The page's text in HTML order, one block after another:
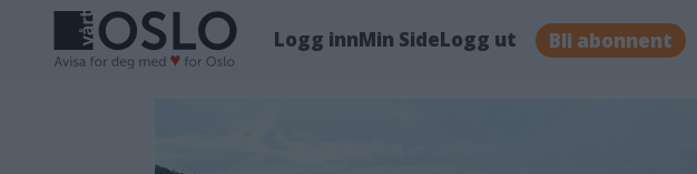
Logg innMin SideLogg ut Bli abonnent